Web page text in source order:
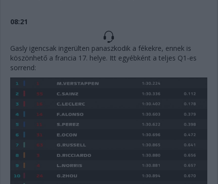
08:21
Gasly igencsak ingerülten panaszkodik a fékekre, ennek is
köszönhető a francia 17. helye. Itt egyébként a teljes Q1-es
sorrend: